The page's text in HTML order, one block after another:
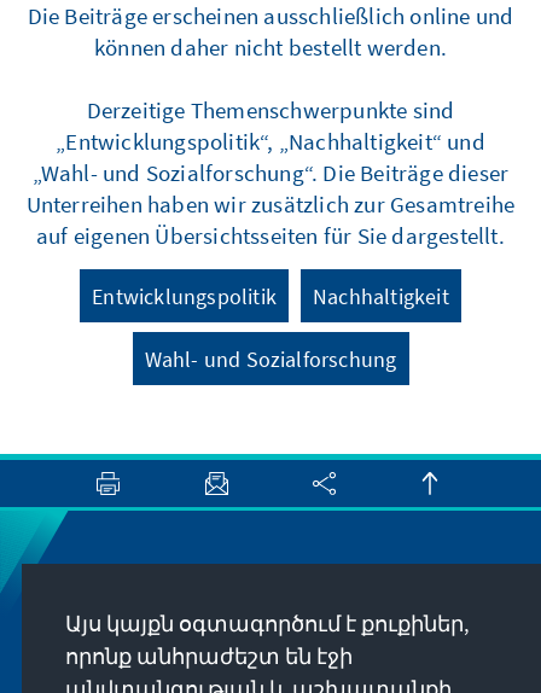
Die Beiträge erscheinen ausschließlich online und
können daher nicht bestellt werden.
Derzeitige Themenschwerpunkte sind
„Entwicklungspolitik“, „Nachhaltigkeit“ und
„Wahl- und Sozialforschung“. Die Beiträge dieser
Unterreihen haben wir zusätzlich zur Gesamtreihe
auf eigenen Übersichtsseiten für Sie dargestellt.
Entwicklungspolitik Nachhaltigkeit
Wahl- und Sozialforschung
Erhalten Sie exklusive Einblicke in die neuesten
Publikationen, spannende Veranstaltungen und
Այս կայքն օգտագործում է քուքիներ,
որոնք անհրաժեշտ են էջի